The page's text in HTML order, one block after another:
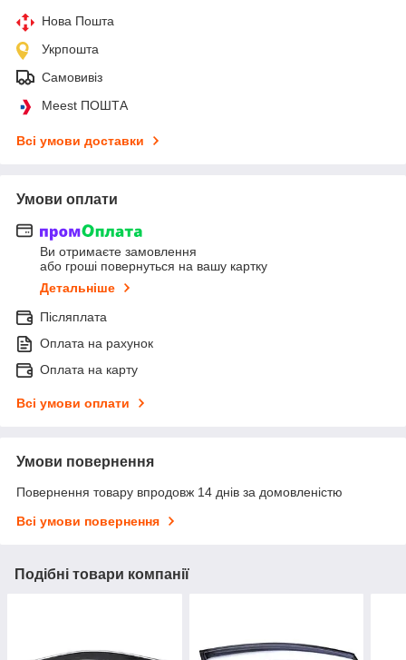
Нова Пошта
Укрпошта
Самовивіз
Meest ПОШТА
Всі умови доставки
Умови оплати
Ви отримаєте замовлення
або гроші повернуться на вашу картку
Детальніше
Післяплата
Оплата на рахунок
Оплата на карту
Всі умови оплати
Умови повернення
Повернення товару впродовж 14 днів за домовленістю
Всі умови повернення
Подібні товари компанії